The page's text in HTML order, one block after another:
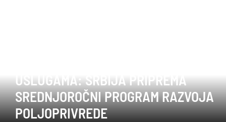
USLUGAMA: SRBIJA PRIPREMA
SREDNJOROČNI PROGRAM RAZVOJA
POLJOPRIVREDE